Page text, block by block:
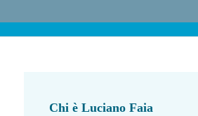
Chi è Luciano Faia